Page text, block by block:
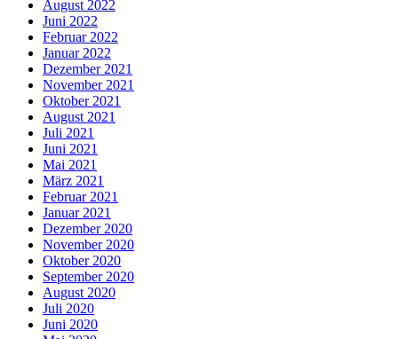
August 2022
Juni 2022
Februar 2022
Januar 2022
Dezember 2021
November 2021
Oktober 2021
August 2021
Juli 2021
Juni 2021
Mai 2021
März 2021
Februar 2021
Januar 2021
Dezember 2020
November 2020
Oktober 2020
September 2020
August 2020
Juli 2020
Juni 2020